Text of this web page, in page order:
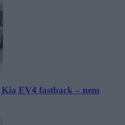
EV4 fastback – nem